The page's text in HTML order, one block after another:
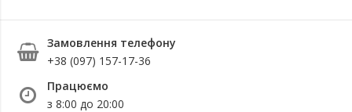
Замовлення телефону
+38 (097) 157-17-36
Працюємо
з 8:00 до 20:00